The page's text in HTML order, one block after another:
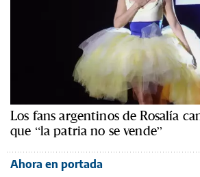
Los fans argentinos de Rosalía
que “la patria no se vende”
Ahora en portada